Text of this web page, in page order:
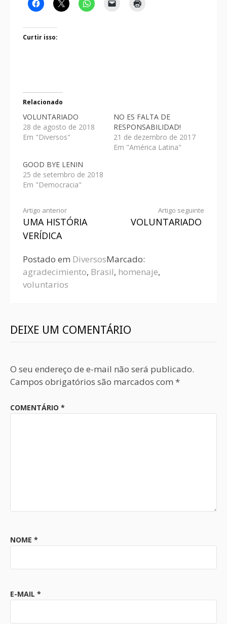
Curtir isso:
Relacionado
VOLUNTARIADO
28 de agosto de 2018
Em "Diversos"
NO ES FALTA DE
RESPONSABILIDAD!
21 de dezembro de 2017
Em "América Latina"
GOOD BYE LENIN
25 de setembro de 2018
Em "Democracia"
Artigo anterior
UMA HISTÓRIA
VERÍDICA
Artigo seguinte
VOLUNTARIADO
Postado em DiversosMarcado:
agradecimiento, Brasil, homenaje,
voluntarios
DEIXE UM COMENTÁRIO
O seu endereço de e-mail não será publicado.
Campos obrigatórios são marcados com *
COMENTÁRIO *
NOME *
E-MAIL *